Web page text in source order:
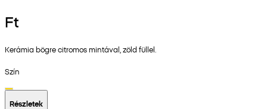
Ft
Kerámia bögre citromos mintával, zöld füllel.
Szín
Részletek